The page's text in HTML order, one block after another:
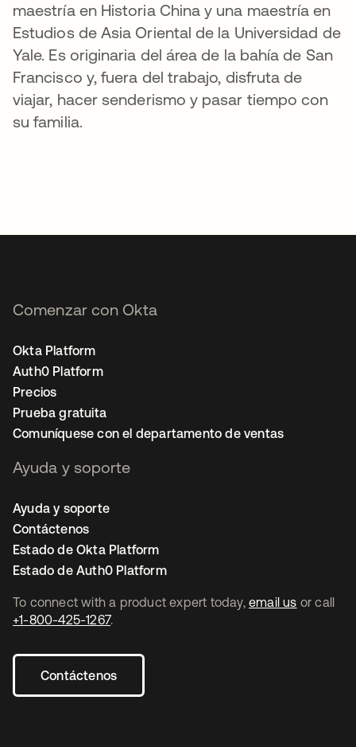
maestría en Historia China y una maestría en
Estudios de Asia Oriental de la Universidad de
Yale. Es originaria del área de la bahía de San
Francisco y, fuera del trabajo, disfruta de
viajar, hacer senderismo y pasar tiempo con
su familia.
To connect with a product expert today, email us or call
+1-800-425-1267.
Contáctenos
Comenzar con Okta
Okta Platform
Auth0 Platform
Precios
Prueba gratuita
Comuníquese con el departamento de ventas
Ayuda y soporte
Ayuda y soporte
Contáctenos
Estado de Okta Platform
Estado de Auth0 Platform